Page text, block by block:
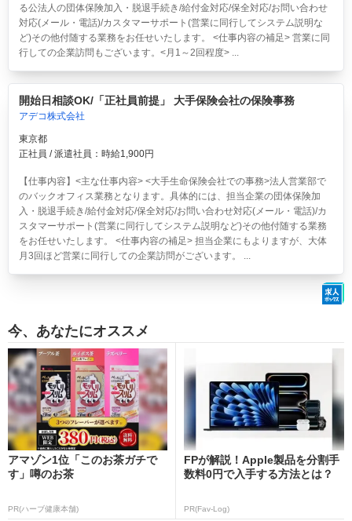
る公法人の団体保険加入・脱退手続き/給付金対応/保全対応/お問い合わせ
対応(メール・電話)/カスタマーサポート(営業に同行してシステム説明な
ど)その他付随する業務をお任せいたします。 <仕事内容の補足> 営業に同
行しての企業訪問もございます。<月1～2回程度> ...
開始日相談OK/「正社員前提」 大手保険会社の保険事務
アデコ株式会社
東京都
正社員 / 派遣社員：時給1,900円
【仕事内容】<主な仕事内容> <大手生命保険会社での事務>法人営業部で
のバックオフィス業務となります。具体的には、担当企業の団体保険加
入・脱退手続き/給付金対応/保全対応/お問い合わせ対応(メール・電話)/カ
スタマーサポート(営業に同行してシステム説明など)その他付随する業務
をお任せいたします。 <仕事内容の補足> 担当企業にもよりますが、大体
月3回ほど営業に同行しての企業訪問がございます。 ...
今、あなたにオススメ
アマゾン1位「このお茶ガチで
す」噂のお茶
PR(ハーブ健康本舗)
FPが解説！Apple製品を分割手
数料0円で入手する方法とは？
PR(Fav-Log)